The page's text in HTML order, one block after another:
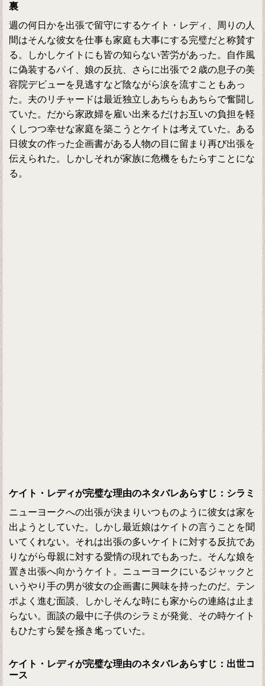
裏
週の何日かを出張で留守にするケイト・レディ、周りの人
間はそんな彼女を仕事も家庭も大事にする完璧だと称賛す
る。しかしケイトにも皆の知らない苦労があった。自作風
に偽装するパイ、娘の反抗、さらに出張で２歳の息子の美
容院デビューを見逃すなど陰ながら涙を流すこともあっ
た。夫のリチャードは最近独立しあちらもあちらで奮闘し
ていた。だから家政婦を雇い出来るだけお互いの負担を軽
くしつつ幸せな家庭を築こうとケイトは考えていた。ある
日彼女の作った企画書がある人物の目に留まり再び出張を
伝えられた。しかしそれが家族に危機をもたらすことにな
る。
ケイト・レディが完璧な理由のネタバレあらすじ：シラミ
ニューヨークへの出張が決まりいつものように彼女は家を
出ようとしていた。しかし最近娘はケイトの言うことを聞
いてくれない。それは出張の多いケイトに対する反抗であ
りながら母親に対する愛情の現れでもあった。そんな娘を
置き出張へ向かうケイト。ニューヨークにいるジャックと
いうやり手の男が彼女の企画書に興味を持ったのだ。テン
ポよく進む面談、しかしそんな時にも家からの連絡は止ま
らない。面談の最中に子供のシラミが発覚、その時ケイト
もひたすら髪を掻き毟っていた。
ケイト・レディが完璧な理由のネタバレあらすじ：出世コ
ース